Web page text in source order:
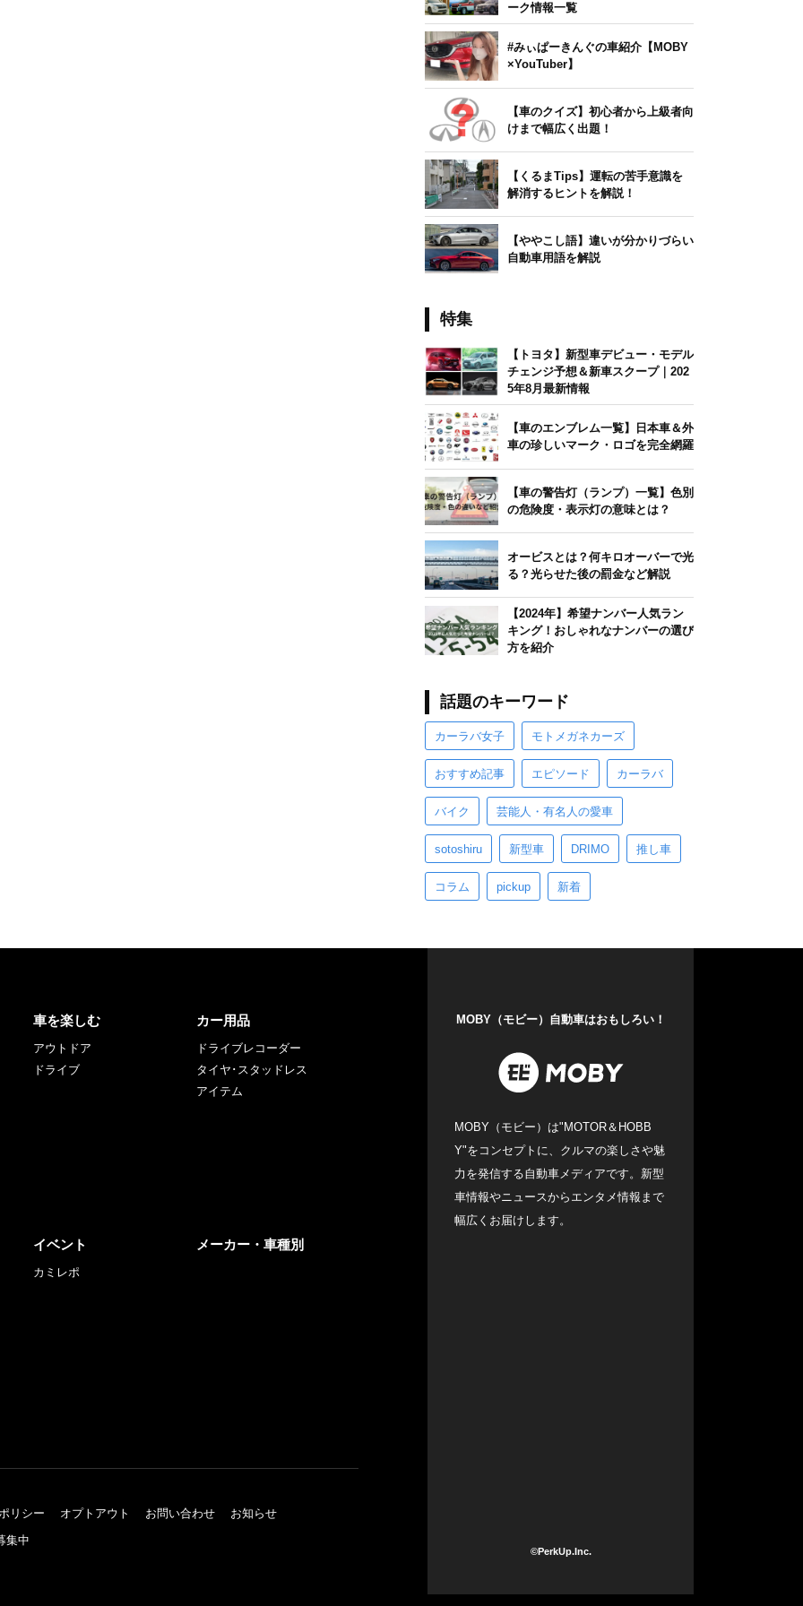
ーク情報一覧
#みぃぱーきんぐの車紹介【MOBY
×YouTuber】
【車のクイズ】初心者から上級者向
けまで幅広く出題！
【くるまTips】運転の苦手意識を
解消するヒントを解説！
【ややこし語】違いが分かりづらい
自動車用語を解説
特集
【トヨタ】新型車デビュー・モデル
チェンジ予想＆新車スクープ｜202
5年8月最新情報
【車のエンブレム一覧】日本車＆外
車の珍しいマーク・ロゴを完全網羅
【車の警告灯（ランプ）一覧】色別
の危険度・表示灯の意味とは？
オービスとは？何キロオーバーで光
る？光らせた後の罰金など解説
【2024年】希望ナンバー人気ラン
キング！おしゃれなナンバーの選び
方を紹介
話題のキーワード
カーラバ女子 モトメガネカーズ
おすすめ記事 エピソード カーラバ
バイク 芸能人・有名人の愛車
sotoshiru 新型車 DRIMO 推し車
コラム pickup 新着
車を楽しむ
アウトドア
ドライブ
カー用品
ドライブレコーダー
タイヤ･スタッドレス
アイテム
イベント
カミレポ
メーカー・車種別
リシー オプトアウト お問い合わせ
お知らせ
集中
MOBY（モビー）自動車はおもしろい！
MOBY（モビー）は"MOTOR＆HOBB
Y"をコンセプトに、クルマの楽しさや魅
力を発信する自動車メディアです。新型
車情報やニュースからエンタメ情報まで
幅広くお届けします。
©PerkUp.Inc.